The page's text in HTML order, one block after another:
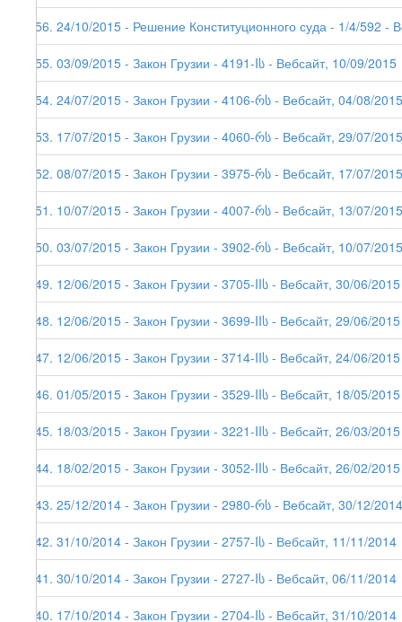
156. 24/10/2015 - Решение Конституционного суда - 1/4/592 -
155. 03/09/2015 - Закон Грузии - 4191-Iს - Вебсайт, 10/09/2015
154. 24/07/2015 - Закон Грузии - 4106-რს - Вебсайт, 04/08/2015
153. 17/07/2015 - Закон Грузии - 4060-რს - Вебсайт, 29/07/2015
152. 08/07/2015 - Закон Грузии - 3975-რს - Вебсайт, 17/07/2015
151. 10/07/2015 - Закон Грузии - 4007-რს - Вебсайт, 13/07/2015
150. 03/07/2015 - Закон Грузии - 3902-რს - Вебсайт, 10/07/2015
149. 12/06/2015 - Закон Грузии - 3705-IIს - Вебсайт, 30/06/2015
148. 12/06/2015 - Закон Грузии - 3699-IIს - Вебсайт, 29/06/2015
147. 12/06/2015 - Закон Грузии - 3714-IIს - Вебсайт, 24/06/2015
146. 01/05/2015 - Закон Грузии - 3529-IIს - Вебсайт, 18/05/2015
145. 18/03/2015 - Закон Грузии - 3221-IIს - Вебсайт, 26/03/2015
144. 18/02/2015 - Закон Грузии - 3052-IIს - Вебсайт, 26/02/2015
143. 25/12/2014 - Закон Грузии - 2980-რს - Вебсайт, 30/12/2014
142. 31/10/2014 - Закон Грузии - 2757-Iს - Вебсайт, 11/11/2014
141. 30/10/2014 - Закон Грузии - 2727-Iს - Вебсайт, 06/11/2014
140. 17/10/2014 - Закон Грузии - 2704-Iს - Вебсайт, 31/10/2014